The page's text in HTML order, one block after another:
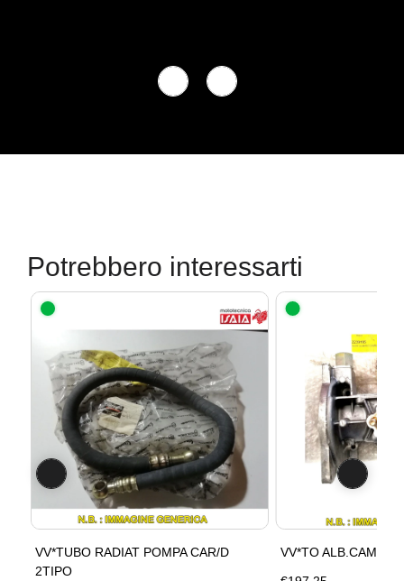
Potrebbero interessarti
VV*TUBO RADIAT POMPA CAR/D
2TIPO
VV*TO ALB.CAMME